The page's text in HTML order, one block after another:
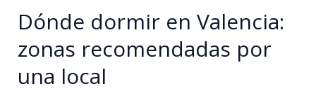
Dónde dormir en Valencia:
zonas recomendadas por
una local